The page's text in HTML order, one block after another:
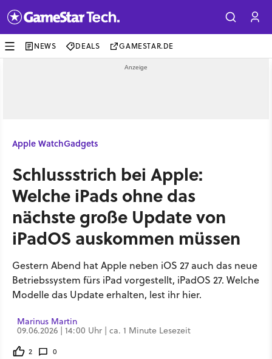
NEWS DEALS GAMESTAR.DE
Apple WatchGadgets
Schlussstrich bei Apple:
Welche iPads ohne das
nächste große Update von
iPadOS auskommen müssen
Gestern Abend hat Apple neben iOS 27 auch das neue
Betriebssystem fürs iPad vorgestellt, iPadOS 27. Welche
Modelle das Update erhalten, lest ihr hier.
Marinus Martin
09.06.2026 | 14:00 Uhr | ca. 1 Minute Lesezeit
2 0